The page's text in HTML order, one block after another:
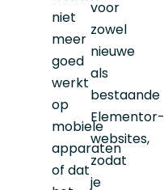
niet
meer
goed
werkt
op
mobiele
apparaten
of dat
voor
zowel
nieuwe
als
bestaande
Elementor-
websites,
zodat
je